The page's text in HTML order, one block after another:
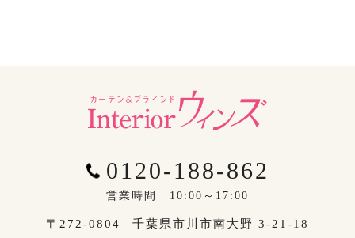
0120-188-862
営業時間 10:00～17:00
〒272-0804 千葉県市川市南大野 3-21-18